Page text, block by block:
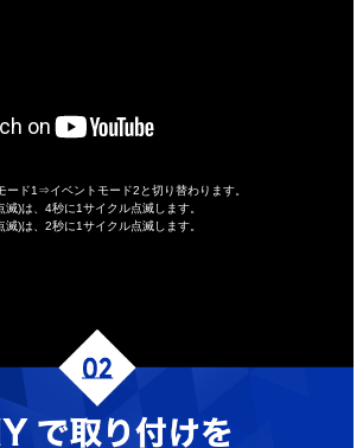
ド1⇒イベントモード2と切り替わります。
)は、4秒に1サイクル点滅します。
)は、2秒に1サイクル点滅します。